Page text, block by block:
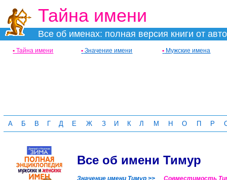
Тайна имени
Все об именах: полная версия книги от
• Тайна имени • Значение имени • Мужские имена
А Б В Г Д Е Ж З И К Л М Н О П Р
Все об имени Тимур
Значение имени Тимур >>
Совместимость